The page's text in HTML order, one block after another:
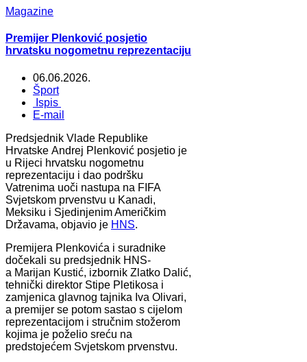
Magazine
Premijer Plenković posjetio
hrvatsku nogometnu reprezentaciju
06.06.2026.
Šport
Ispis
E-mail
Predsjednik Vlade Republike
Hrvatske Andrej Plenković posjetio je
u Rijeci hrvatsku nogometnu
reprezentaciju i dao podršku
Vatrenima uoči nastupa na FIFA
Svjetskom prvenstvu u Kanadi,
Meksiku i Sjedinjenim Američkim
Državama, objavio je HNS.
Premijera Plenkovića i suradnike
dočekali su predsjednik HNS-
a Marijan Kustić, izbornik Zlatko Dalić,
tehnički direktor Stipe Pletikosa i
zamjenica glavnog tajnika Iva Olivari,
a premijer se potom sastao s cijelom
reprezentacijom i stručnim stožerom
kojima je poželio sreću na
predstojećem Svjetskom prvenstvu.